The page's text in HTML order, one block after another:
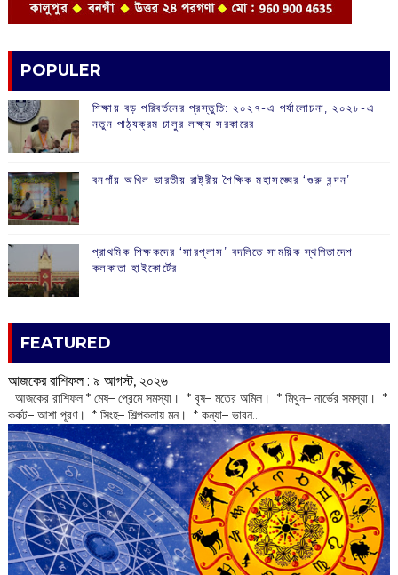
POPULER
শিক্ষায় বড় পরিবর্তনের প্রস্তুতি: ২০২৭-এ পর্যালোচনা, ২০২৮-এ
নতুন পাঠ্যক্রম চালুর লক্ষ্য সরকারের
বনগাঁয় অখিল ভারতীয় রাষ্ট্রীয় শৈক্ষিক মহাসঙ্ঘের ‘গুরু বন্দন’
প্রাথমিক শিক্ষকদের ‘সারপ্লাস’ বদলিতে সাময়িক স্থগিতাদেশ
কলকাতা হাইকোর্টের
FEATURED
আজকের রাশিফল :‌ ‌‌৯ আগস্ট, ২০২৬
‌ আজকের রাশিফল * মেষ– প্রেমে সমস্যা। * বৃষ– মতের অমিল। * মিথুন– নার্ভের সমস্যা। *
কর্কট– আশা পূরণ। * সিংহ– শিল্পকলায় মন। * কন্যা– ভাবন...